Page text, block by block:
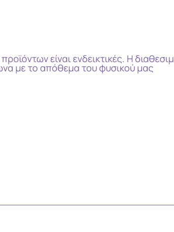
είναι ενδεικτικές. Η
με το απόθεμα του φυσικού μας